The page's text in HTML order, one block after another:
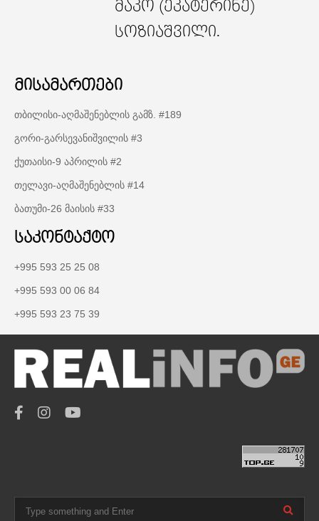
მაკო (ეკატერინე)
სოზიაშვილი.
მისამართები
თბილისი-აღმაშენებლის გამზ. #189
გორი-გარსევანიშვილის #3
ქუთაისი-9 აპრილის #2
თელავი-აღმაშენებლის #14
ბათუმი-26 მაისის #33
საკონტაქტო
+995 593 25 25 08
+995 593 00 06 84
+995 593 23 75 39